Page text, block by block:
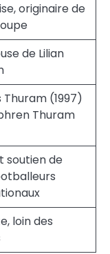
originaire de
de Lilian
Thuram (1997)
Thuram
soutien de
loin des